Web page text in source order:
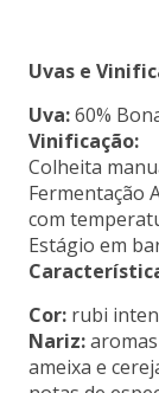
Uvas e
Uva:60%
Vinificação:
Colheita
Fermentação
com
Estágio em
Cor: rubi
Nariz:
ameixa e